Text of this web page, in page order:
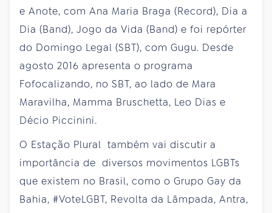
e Anote, com Ana Maria Braga (Record), Dia a
Dia (Band), Jogo da Vida (Band) e foi repórter
do Domingo Legal (SBT), com Gugu. Desde
agosto 2016 apresenta o programa
Fofocalizando, no SBT, ao lado de Mara
Maravilha, Mamma Bruschetta, Leo Dias e
Décio Piccinini.
O Estação Plural também vai discutir a
importância de diversos movimentos LGBTs
que existem no Brasil, como o Grupo Gay da
Bahia, #VoteLGBT, Revolta da Lâmpada, Antra,